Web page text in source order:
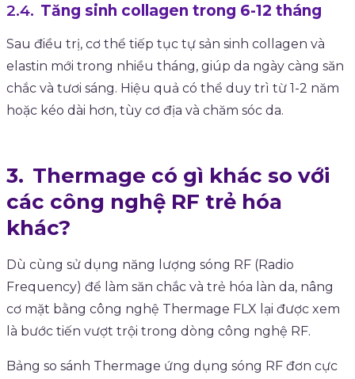
Tăng sinh collagen trong 6-12 tháng
Sau điều trị, cơ thể tiếp tục tự sản sinh collagen và
elastin mới trong nhiều tháng, giúp da ngày càng săn
chắc và tươi sáng. Hiệu quả có thể duy trì từ 1-2 năm
hoặc kéo dài hơn, tùy cơ địa và chăm sóc da.
Thermage có gì khác so với
các công nghệ RF trẻ hóa
khác?
Dù cùng sử dụng năng lượng sóng RF (Radio
Frequency) để làm săn chắc và trẻ hóa làn da, nâng
cơ mặt bằng công nghệ Thermage FLX lại được xem
là bước tiến vượt trội trong dòng công nghệ RF.
Bảng so sánh Thermage ứng dụng sóng RF đơn cực